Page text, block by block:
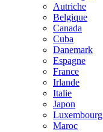
Autriche
Belgique
Canada
Cuba
Danemark
Espagne
France
Irlande
Italie
Japon
Luxembourg
Maroc